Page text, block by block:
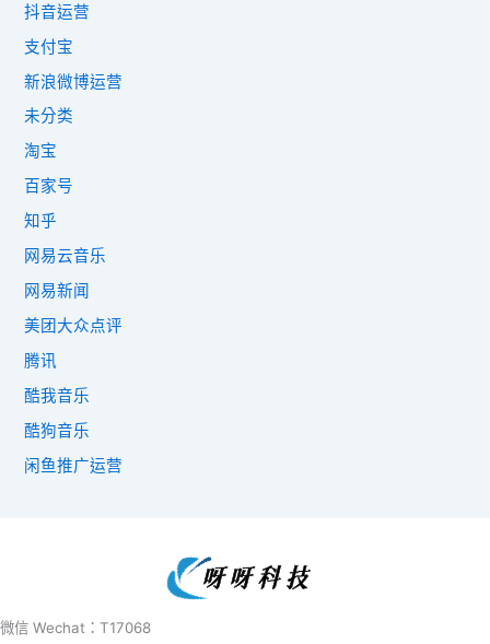
抖音运营
支付宝
新浪微博运营
未分类
淘宝
百家号
知乎
网易云音乐
网易新闻
美团大众点评
腾讯
酷我音乐
酷狗音乐
闲鱼推广运营
微信 Wechat：T17068